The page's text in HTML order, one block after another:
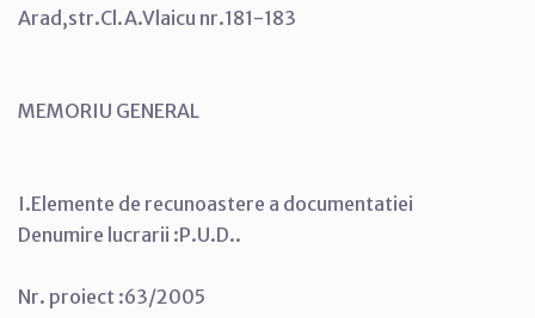
Arad,str.Cl.A.Vlaicu nr.181-183
MEMORIU GENERAL
I.Elemente de recunoastere a documentatiei
Denumire lucrarii :P.U.D..
Nr. proiect :63/2005